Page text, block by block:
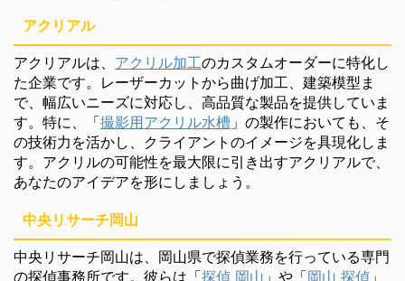
アクリアル
アクリアルは、 アクリル加工のカスタムオーダーに特化し
た企業です。レーザーカットから曲げ加工、建築模型ま
で、幅広いニーズに対応し、高品質な製品を提供していま
す。特に、「撮影用アクリル水槽 」の製作においても、そ
の技術力を活かし、クライアントのイメージを具現化しま
す。アクリルの可能性を最大限に引き出すアクリアルで、
あなたのアイデアを形にしましょう。
中央リサーチ岡山
中央リサーチ岡山は、岡山県で探偵業務を行っている専門
の探偵事務所です。彼らは「探偵 岡山 」や「岡山 探偵 」